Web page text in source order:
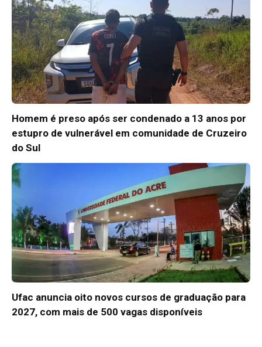
Homem é preso após ser condenado a 13 anos por
estupro de vulnerável em comunidade de Cruzeiro
do Sul
Ufac anuncia oito novos cursos de graduação para
2027, com mais de 500 vagas disponíveis